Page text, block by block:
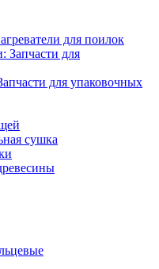
для поилок
для упаковочных
сушка